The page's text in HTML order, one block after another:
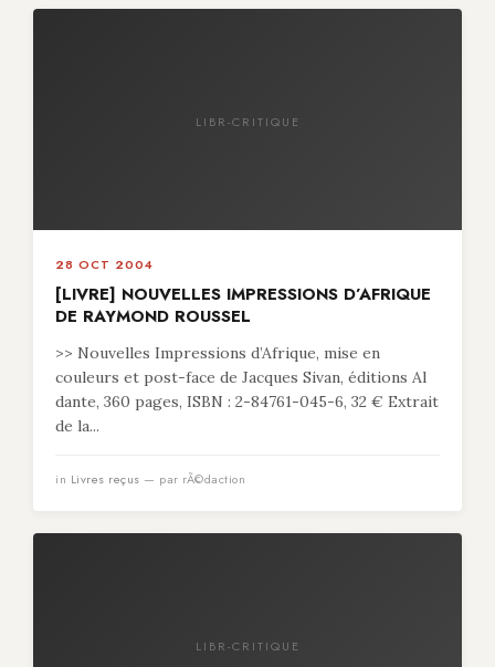
LIBR-CRITIQUE
28 OCT 2004
[LIVRE] NOUVELLES IMPRESSIONS D’AFRIQUE
DE RAYMOND ROUSSEL
>> Nouvelles Impressions d’Afrique, mise en
couleurs et post-face de Jacques Sivan, éditions Al
dante, 360 pages, ISBN : 2-84761-045-6, 32 € Extrait
de la...
in Livres reçus — par rÃ©daction
LIBR-CRITIQUE